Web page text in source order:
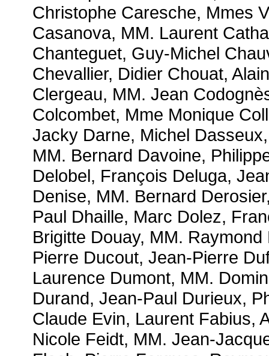
Christophe Caresche, Mmes
Casanova, MM. Laurent
Chanteguet, Guy-Michel
Chevallier, Didier Chouat,
Clergeau, MM. Jean
Colcombet, Mme Monique
Jacky Darne, Michel
MM. Bernard Davoine,
Delobel, François Deluga,
Denise, MM. Bernard
Paul Dhaille, Marc Dolez,
Brigitte Douay, MM.
Pierre Ducout, Jean-Pierre
Laurence Dumont, MM.
Durand, Jean-Paul Durieux,
Claude Evin, Laurent Fabius,
Nicole Feidt, MM. Jean-